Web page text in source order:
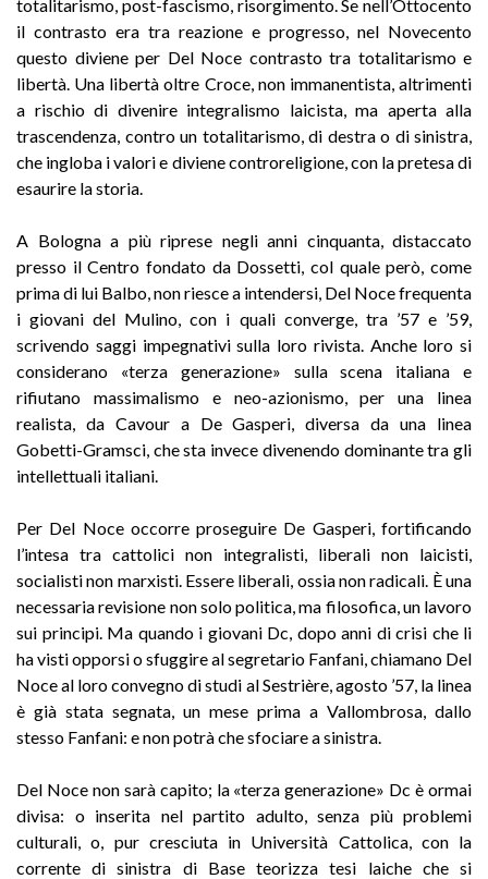
totalitarismo, post-fascismo, risorgimento. Se nell’Ottocento
il contrasto era tra reazione e progresso, nel Novecento
questo diviene per Del Noce contrasto tra totalitarismo e
libertà. Una libertà oltre Croce, non immanentista, altrimenti
a rischio di divenire integralismo laicista, ma aperta alla
trascendenza, contro un totalitarismo, di destra o di sinistra,
che ingloba i valori e diviene controreligione, con la pretesa di
esaurire la storia.
A Bologna a più riprese negli anni cinquanta, distaccato
presso il Centro fondato da Dossetti, col quale però, come
prima di lui Balbo, non riesce a intendersi, Del Noce frequenta
i giovani del Mulino, con i quali converge, tra ’57 e ’59,
scrivendo saggi impegnativi sulla loro rivista. Anche loro si
considerano «terza generazione» sulla scena italiana e
rifiutano massimalismo e neo-azionismo, per una linea
realista, da Cavour a De Gasperi, diversa da una linea
Gobetti-Gramsci, che sta invece divenendo dominante tra gli
intellettuali italiani.
Per Del Noce occorre proseguire De Gasperi, fortificando
l’intesa tra cattolici non integralisti, liberali non laicisti,
socialisti non marxisti. Essere liberali, ossia non radicali. È una
necessaria revisione non solo politica, ma filosofica, un lavoro
sui principi. Ma quando i giovani Dc, dopo anni di crisi che li
ha visti opporsi o sfuggire al segretario Fanfani, chiamano Del
Noce al loro convegno di studi al Sestrière, agosto ’57, la linea
è già stata segnata, un mese prima a Vallombrosa, dallo
stesso Fanfani: e non potrà che sfociare a sinistra.
Del Noce non sarà capito; la «terza generazione» Dc è ormai
divisa: o inserita nel partito adulto, senza più problemi
culturali, o, pur cresciuta in Università Cattolica, con la
corrente di sinistra di Base teorizza tesi laiche che si